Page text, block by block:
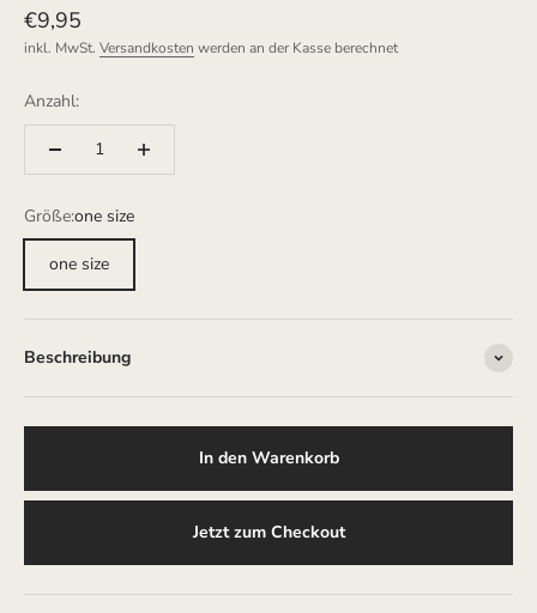
Angebot
€9,95
inkl. MwSt. Versandkosten werden an der Kasse berechnet
Anzahl:
Größe:one size
one size
Beschreibung
In den Warenkorb
Jetzt zum Checkout